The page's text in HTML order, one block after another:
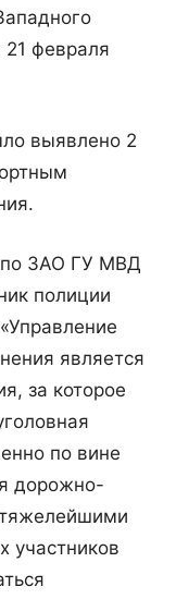
21 февраля
выявлено 2
ЗАО ГУ МВД
полиции
является
за которое
по вине
дорожно-
участников